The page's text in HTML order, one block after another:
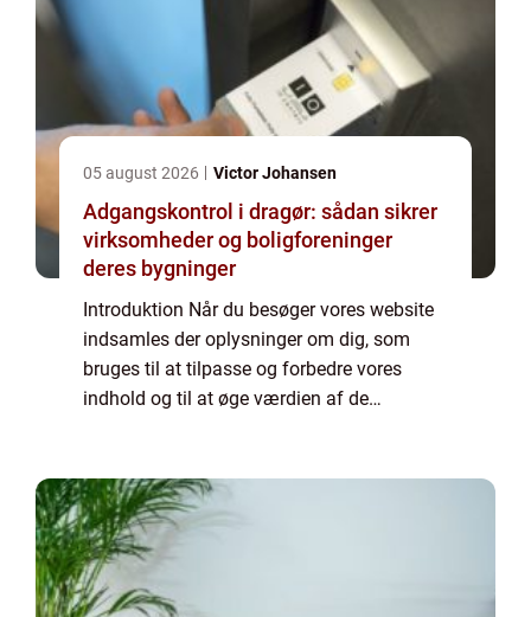
05 august 2026 Victor Johansen
Adgangskontrol i dragør: sådan sikrer
virksomheder og boligforeninger
deres bygninger
Introduktion Når du besøger vores website
indsamles der oplysninger om dig, som
bruges til at tilpasse og forbedre vores
indhold og til at øge værdien af de
slett...